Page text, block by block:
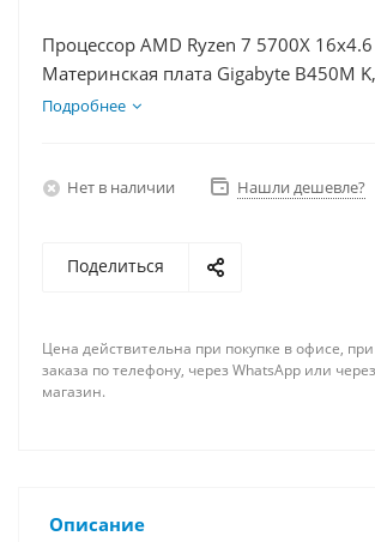
Процессор AMD Ryzen 7 5700X 16x4.6
Материнская плата Gigabyte B450M
GTX 1660S 6Гб, Память DDR4 32Gb,
Подробнее
Нет в наличии Нашли дешевле?
Поделиться
Цена действительна при покупке в офисе,
заказа по телефону, через WhatsApp или
магазин.
Описание